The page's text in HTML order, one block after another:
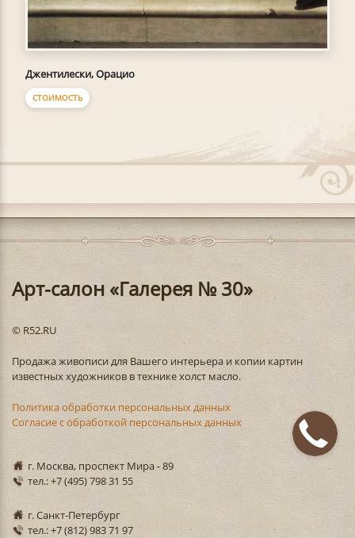
Джентилески, Орацио
СТОИМОСТЬ
Арт-салон «Галерея № 30»
© R52.RU
Продажа живописи для Вашего интерьера и копии картин
известных художников в технике холст масло.
Политика обработки персональных данных
Согласие с обработкой персональных данных
г. Москва, проспект Мира - 89
тел.: +7 (495) 798 31 55
г. Санкт-Петербург
тел.: +7 (812) 983 71 97